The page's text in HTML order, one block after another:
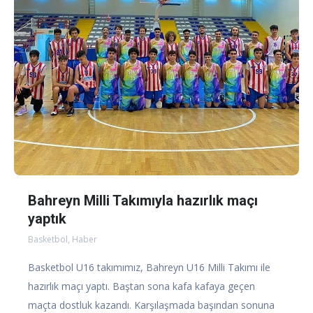
Bahreyn Milli Takımıyla hazırlık maçı
yaptık
Basketbol, Haber
Basketbol U16 takımımız, Bahreyn U16 Milli Takımı ile
hazırlık maçı yaptı. Baştan sona kafa kafaya geçen
maçta dostluk kazandı. Karşılaşmada başından sonuna